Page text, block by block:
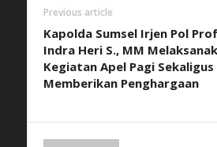
Previous article
Kapolda Sumsel Irjen Pol
Indra Heri S., MM
Kegiatan Apel Pagi Sekaligus
Memberikan Penghargaan